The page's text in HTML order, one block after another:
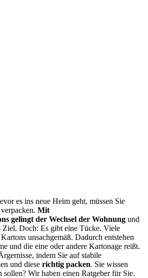
es ins neue Heim geht, müssen Sie
Mit
gelingt der Wechsel der Wohnung und
Ziel. Doch: Es gibt eine Tücke. Viele
unsachgemäß. Dadurch entstehen
und die eine oder andere Kartonage reißt.
indem Sie auf stabile
und diese richtig packen. Sie wissen
sollen? Wir haben einen Ratgeber für Sie.